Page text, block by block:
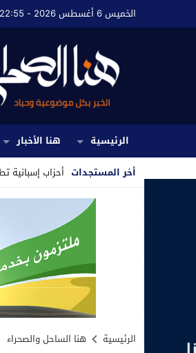
الخميس 6 أغسطس 2026 - 22:55 مساءً
الرئيسية هنا الأخبار
أخر المستجدات أحزاب إسبانية تطالب
Stop
Previous
Next
الرئيسية هنا الساحل والصحراء